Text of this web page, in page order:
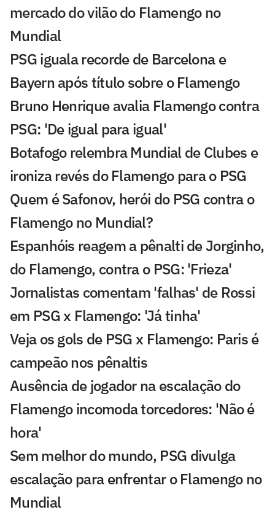
mercado do vilão do Flamengo no
Mundial
PSG iguala recorde de Barcelona e
Bayern após título sobre o Flamengo
Bruno Henrique avalia Flamengo contra
PSG: 'De igual para igual'
Botafogo relembra Mundial de Clubes e
ironiza revés do Flamengo para o PSG
Quem é Safonov, herói do PSG contra o
Flamengo no Mundial?
Espanhóis reagem a pênalti de Jorginho,
do Flamengo, contra o PSG: 'Frieza'
Jornalistas comentam 'falhas' de Rossi
em PSG x Flamengo: 'Já tinha'
Veja os gols de PSG x Flamengo: Paris é
campeão nos pênaltis
Ausência de jogador na escalação do
Flamengo incomoda torcedores: 'Não é
hora'
Sem melhor do mundo, PSG divulga
escalação para enfrentar o Flamengo no
Mundial